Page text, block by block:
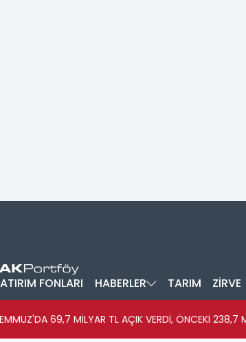
FONLARI HABERLER TARIM ZİRVE
69,7 MİLYAR TL AÇIK VERDİ, ÖNCEKİ 238,7